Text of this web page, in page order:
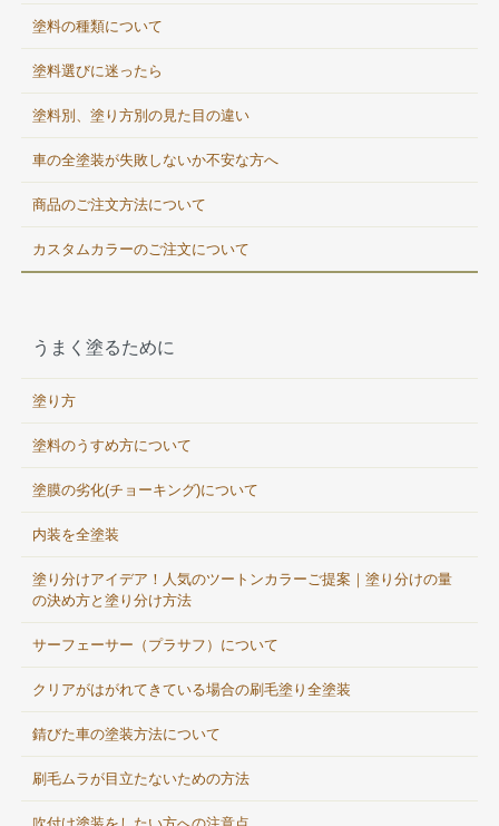
塗料の種類について
塗料選びに迷ったら
塗料別、塗り方別の見た目の違い
車の全塗装が失敗しないか不安な方へ
商品のご注文方法について
カスタムカラーのご注文について
うまく塗るために
塗り方
塗料のうすめ方について
塗膜の劣化(チョーキング)について
内装を全塗装
塗り分けアイデア！人気のツートンカラーご提案｜塗り分けの量
の決め方と塗り分け方法
サーフェーサー（プラサフ）について
クリアがはがれてきている場合の刷毛塗り全塗装
錆びた車の塗装方法について
刷毛ムラが目立たないための方法